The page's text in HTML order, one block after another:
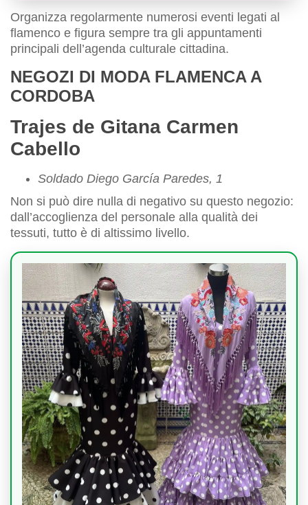
Organizza regolarmente numerosi eventi legati al
flamenco e figura sempre tra gli appuntamenti
principali dell’agenda culturale cittadina.
NEGOZI DI MODA FLAMENCA A
CORDOBA
Trajes de Gitana Carmen
Cabello
Soldado Diego García Paredes, 1
Non si può dire nulla di negativo su questo negozio:
dall’accoglienza del personale alla qualità dei
tessuti, tutto è di altissimo livello.